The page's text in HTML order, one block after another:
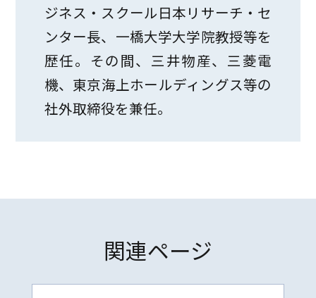
ジネス・スクール日本リサーチ・セ
ンター長、一橋大学大学院教授等を
歴任。その間、三井物産、三菱電
機、東京海上ホールディングス等の
社外取締役を兼任。
関連ページ